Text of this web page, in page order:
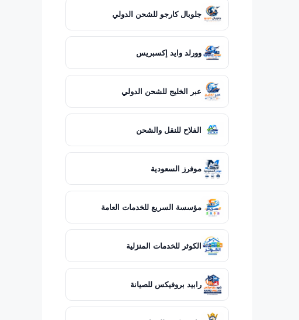
جلوبال كارجو للشحن الدولي
وورلد وايد إكسبريس
عبر الخليج للشحن الدولي
الفلاح للنقل والشحن
موفرز السعودية
مؤسسة السريع للخدمات العامة
الكوثر للخدمات المنزلية
رابيد بروفيكس للصيانة